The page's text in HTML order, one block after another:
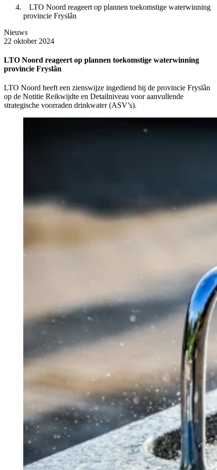
LTO Noord reageert op plannen toekomstige waterwinning
provincie Fryslân
Nieuws
22 oktober 2024
LTO Noord reageert op plannen toekomstige waterwinning
provincie Fryslân
LTO Noord heeft een zienswijze ingediend bij de provincie Fryslân
op de Notitie Reikwijdte en Detailniveau voor aanvullende
strategische voorraden drinkwater (ASV’s).